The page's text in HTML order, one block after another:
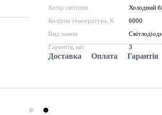
Колір світіння
Холодний
Колірна температура, К
6000
Вид лампи
Гарантія, міс
3
Доставка Оплата Гарантія